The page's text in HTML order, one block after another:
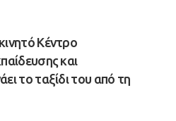
Κέντρο
και
το ταξίδι του από τη